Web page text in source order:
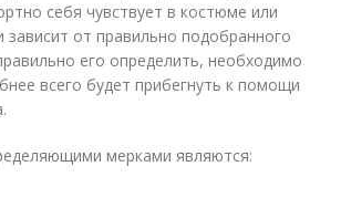
себя чувствует в костюме или
зависит от правильно подобранного
его определить, необходимо
всего будет прибегнуть к помощи
мерками являются: